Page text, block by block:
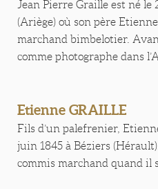
Jean Pierre Graille est né
(Ariège) où son père
marchand bimbelotier.
comme photographe dans
Etienne GRAILLE
Fils d’un palefrenier,
juin 1845 à Béziers
commis marchand quand il